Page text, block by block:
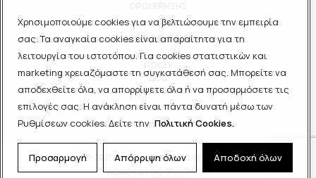
Χρησιμοποιούμε cookies για να βελτιώσουμε την εμπειρία
σας. Τα αναγκαία cookies είναι απαραίτητα για τη
λειτουργία του ιστοτόπου. Για cookies στατιστικών και
marketing χρειαζόμαστε τη συγκατάθεσή σας. Μπορείτε να
αποδεχθείτε όλα, να απορρίψετε όλα ή να προσαρμόσετε τις
επιλογές σας. Η ανάκληση είναι πάντα δυνατή μέσω των
Ρυθμίσεων cookies. Δείτε την Πολιτική Cookies.
Προσαρμογή Απόρριψη όλων Αποδοχή όλων
ΜΕΛΟΣ ΤΩΝ
ΔΟΔ
ΕΟΔ
© 2021 ΕΣΗΕΑ - ALL RIGHTS RESERVED
DESIGN BY